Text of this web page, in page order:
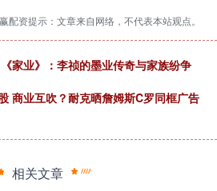
配资提示：文章来自网络，不代表本站观点。
家业》：李祯的墨业传奇与家族纷争
商业互吹？耐克晒詹姆斯C罗同框广告
相关文章